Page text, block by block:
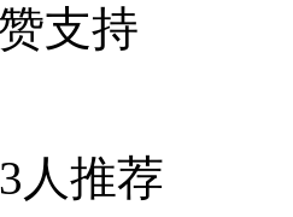
支持
3人推荐